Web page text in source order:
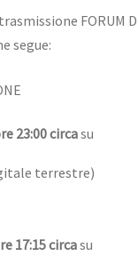
FORUM
segue:
23:00 circasu
terrestre)
17:15 circasu